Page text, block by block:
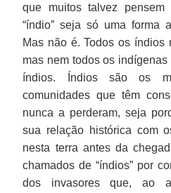
que muitos talvez
“índio” seja só uma forma
Mas não é. Todos os índios
mas nem todos os
índios. Índios são os
comunidades que têm
nunca a perderam, seja
sua relação histórica com
nesta terra antes da
chamados de “índios” por
dos invasores que, ao